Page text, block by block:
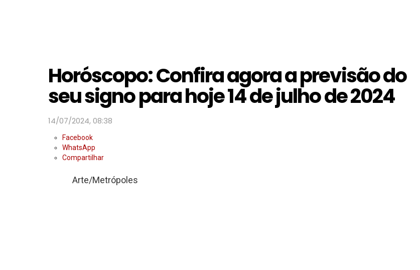
Horóscopo: Confira agora a previsão do
seu signo para hoje 14 de julho de 2024
14/07/2024, 08:38
Facebook
WhatsApp
Compartilhar
Arte/Metrópoles